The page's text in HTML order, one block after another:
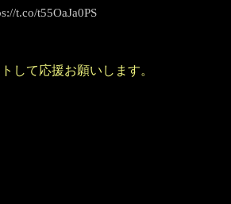
t.co/t55OaJa0PS
して応援お願いします。